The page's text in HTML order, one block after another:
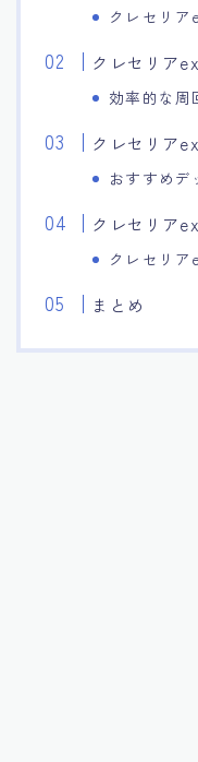
クレセリア
クレセリア
効率的な周
クレセリア
おすすめデ
クレセリア
クレセリア
まとめ